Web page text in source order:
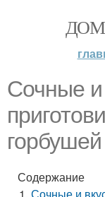
Сочные и
Содержание